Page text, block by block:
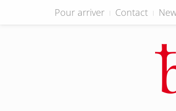
Pour arriver Contact